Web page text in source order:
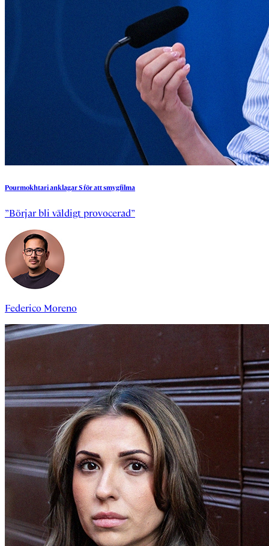
PourmokhtarianklagarSförattsmygfilma
”Börjar bli väldigt provocerad”
Federico Moreno